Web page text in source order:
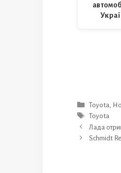
Категорії
Toyota,
Позначки
Toyota
Лада
Schmidt